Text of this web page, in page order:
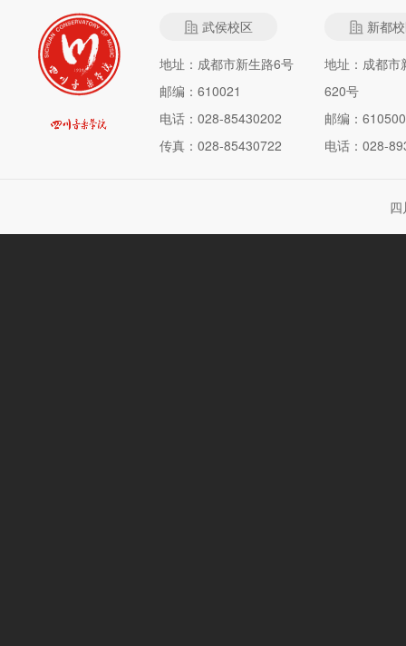
武侯校区
地址：成都市新生路6号
邮编：610021
电话：028-85430202
传真：028-85430722
新都
地址：成都市
620号
邮编：610500
电话：028-